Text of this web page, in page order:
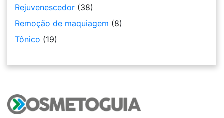
Rejuvenescedor (38)
Remoção de maquiagem (8)
Tônico (19)